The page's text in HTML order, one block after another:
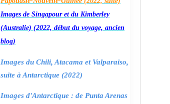
Images de Singapour et du Kimberley
(Australie) (2022, début du voyage, ancien
blog)
Images du Chili, Atacama et Valparaiso,
suite à Antarctique (2022)
Images d'Antarctique : de Punta Arenas